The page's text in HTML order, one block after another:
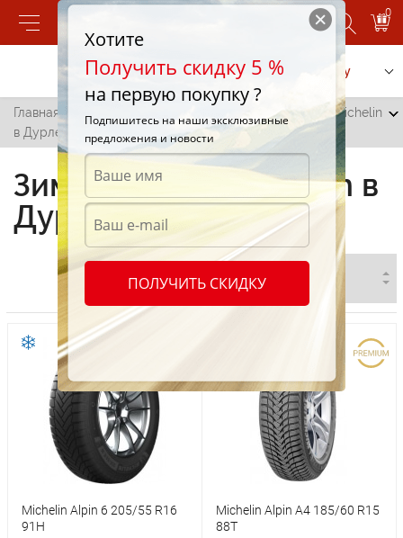
0
Позвонить Заказать услугу
Главная /
Зимние шины Michelin
в Дурлештах
Зимние шины Michelin в
Дурлештах
Michelin Alpin 6 205/55 R16
91H
Michelin Alpin A4 185/60 R15
88T
Хотите
Получить скидку 5 %
на первую покупку ?
Подпишитесь на наши эксклюзивные
предложения и новости
ПОЛУЧИТЬ СКИДКУ